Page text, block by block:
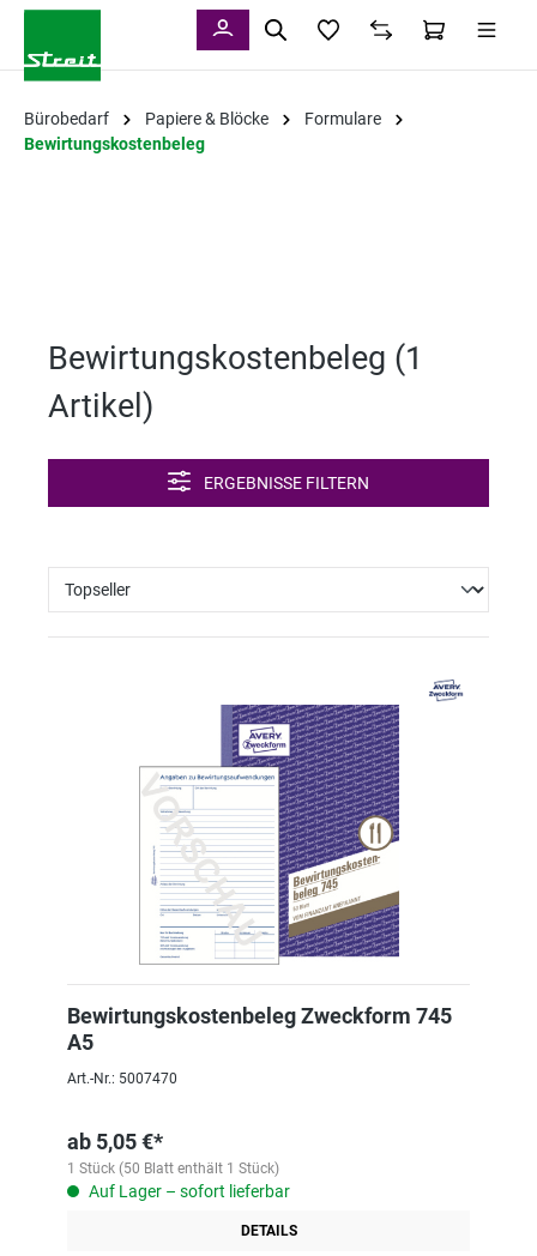
Bürobedarf Papiere & Blöcke
Formulare
Bewirtungskostenbeleg
Bewirtungskostenbeleg (1
Artikel )
ERGEBNISSE FILTERN
Bewirtungskostenbeleg Zweckform 745
A5
Art.-Nr.: 5007470
ab 5,05 €*
1 Stück (50 Blatt enthält 1 Stück)
Auf Lager – sofort lieferbar
DETAILS